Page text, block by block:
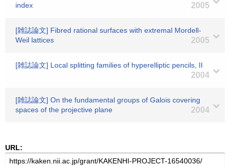
index
2005
[雑誌論文] Fibred rational surfaces with extremal Mordell-
Weil lattices
2005
[雑誌論文] Local splitting families of hyperelliptic pencils, II
2004
[雑誌論文] On the fundamental groups of Galois covering
spaces of the projective plane
2004
URL: